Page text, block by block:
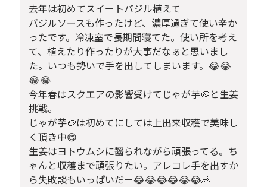
去年は初めてスイートバジル植えて
バジルソースも作ったけど、濃厚過ぎて使い辛か
ったです。冷凍室で長期間寝てた。使い所を考え
て、植えたり作ったりが大事だなぁと思いまし
た。いつも勢いで手を出してしまいます。😂😂
😂😂
今年春はスクエアの影響受けてじゃが芋🥔と生姜
挑戦。
じゃが芋🥔は初めてにしては上出来収穫で美味し
く頂き中😋
生姜はヨトウムシに齧られながら頑張ってる。ち
ゃんと収穫まで頑張りたい。アレコレ手を出すか
ら失敗談もいっぱいだー😂😂😂😂😂😂🙇